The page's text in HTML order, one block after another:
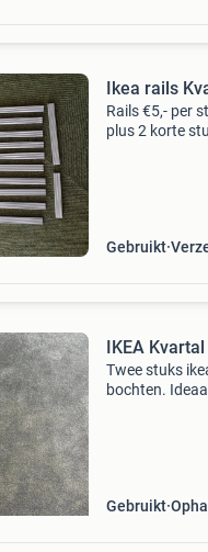
Ikea rails
Rails €5,- per
plus 2 korte
Gebruikt
IKEA
Twee stuks
bochten.
Gebruikt